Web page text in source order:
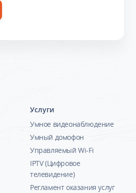
Услуги
Умное видеонаблюдение
Умный домофон
Управляемый Wi-Fi
IPTV (Цифровое
телевидение)
Регламент оказания услуг